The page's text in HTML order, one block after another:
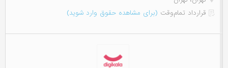
قرارداد تمام‌وقت (برای مشاهده حقوق وارد شوید)